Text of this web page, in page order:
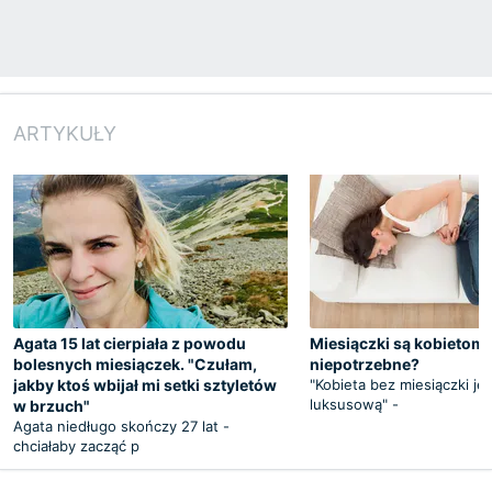
ARTYKUŁY
Agata 15 lat cierpiała z powodu
bolesnych miesiączek. "Czułam,
jakby ktoś wbijał mi setki sztyletów
w brzuch"
Agata niedługo skończy 27 lat -
chciałaby zacząć p
Miesiączki są kobietom
niepotrzebne?
"Kobieta bez miesiączki
luksusową" -